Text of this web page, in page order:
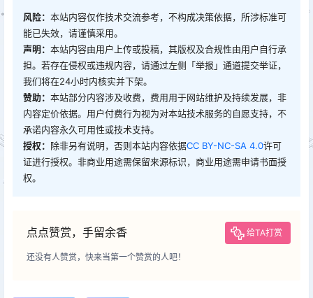
风险： 本站内容仅作技术交流参考，不构成决策依据，所涉标准可
能已失效，请谨慎采用。
声明： 本站内容由用户上传或投稿，其版权及合规性由用户自行承
担。若存在侵权或违规内容，请通过左侧「举报」通道提交举证，
我们将在24小时内核实并下架。
赞助： 本站部分内容涉及收费，费用用于网站维护及持续发展，非
内容定价依据。用户付费行为视为对本站技术服务的自愿支持，不
承诺内容永久可用性或技术支持。
授权： 除非另有说明，否则本站内容依据CC BY-NC-SA 4.0许可
证进行授权。非商业用途需保留来源标识，商业用途需申请书面授
权。
点点赞赏，手留余香 给TA打赏
还没有人赞赏，快来当第一个赞赏的人吧！